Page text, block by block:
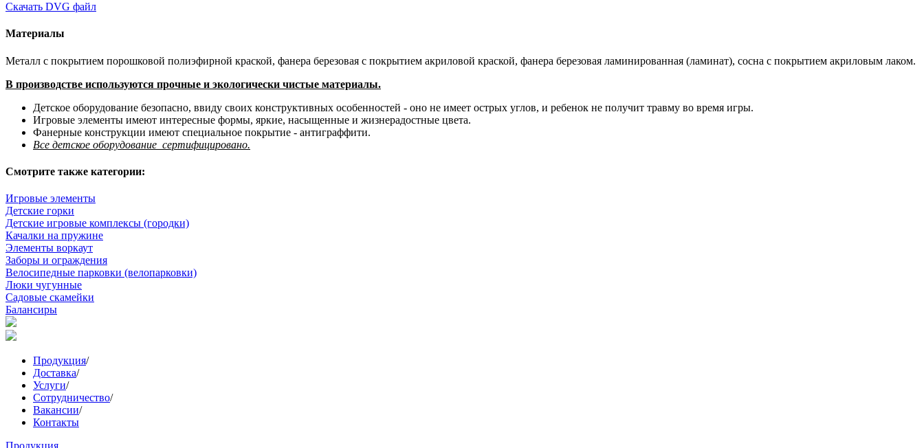
Скачать DVG файл
Материалы
Металл с покрытием порошковой полиэфирной краской, фанера березовая с покрытием акриловой краской, фанера березовая ламинированная (ламинат), сосна с покрытием акриловым лаком.
В производстве используются прочные и экологически чистые материалы.
Детское оборудование безопасно, ввиду своих конструктивных особенностей - оно не имеет острых углов, и ребенок не получит травму во время игры.
Игровые элементы имеют интересные формы, яркие, насыщенные и жизнерадостные цвета.
Фанерные конструкции имеют специальное покрытие - антиграффити. ​
Все детское оборудование сертифицировано.
Смотрите также категории:
Игровые элементы
Детские горки
Детские игровые комплексы (городки)
Качалки на пружине
Элементы воркаут
Заборы и ограждения
Велосипедные парковки (велопарковки)
Люки чугунные
Садовые скамейки
Балансиры
Продукция/
Доставка/
Услуги/
Сотрудничество/
Вакансии/
Контакты
Продукция